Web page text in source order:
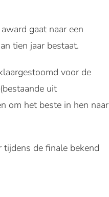
gaat naar een
tien jaar bestaat.
voor de
uit
om het beste in hen naar
de finale bekend